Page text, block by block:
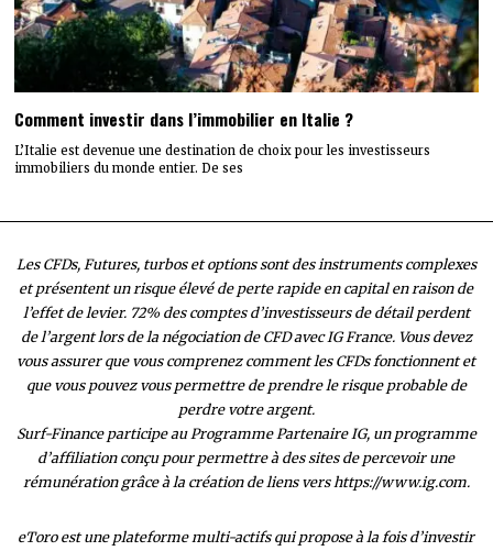
Comment investir dans l’immobilier en Italie ?
L’Italie est devenue une destination de choix pour les investisseurs
immobiliers du monde entier. De ses
Les CFDs, Futures, turbos et options sont des instruments complexes
et présentent un risque élevé de perte rapide en capital en raison de
l’effet de levier. 72% des comptes d’investisseurs de détail perdent
de l’argent lors de la négociation de CFD avec IG France. Vous devez
vous assurer que vous comprenez comment les CFDs fonctionnent et
que vous pouvez vous permettre de prendre le risque probable de
perdre votre argent.
Surf-Finance participe au Programme Partenaire IG, un programme
d’affiliation conçu pour permettre à des sites de percevoir une
rémunération grâce à la création de liens vers https://www.ig.com.
eToro est une plateforme multi-actifs qui propose à la fois d’investir